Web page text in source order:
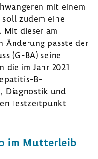
mit einem
zudem eine
Mit dieser am
Ände­rung passte der
(G-BA) seine
im Jahr 2021
​B-
Diagnostik und
Test­zeit­punkt
im Mutter­leib